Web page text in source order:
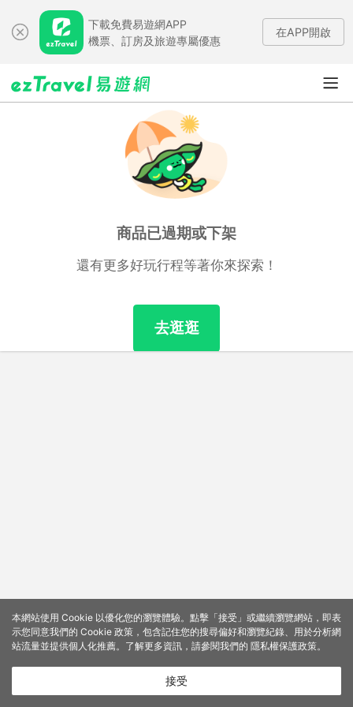
下載免費易遊網APP
機票、訂房及旅遊專屬優惠
在APP開啟
商品已過期或下架
還有更多好玩行程等著你來探索！
去逛逛
本網站使用 Cookie 以優化您的瀏覽體驗。點擊「接受」或繼續瀏覽網站，即表
示您同意我們的 Cookie 政策，包含記住您的搜尋偏好和瀏覽紀錄、用於分析網
站流量並提供個人化推薦。了解更多資訊，請參閱我們的 隱私權保護政策。
接受